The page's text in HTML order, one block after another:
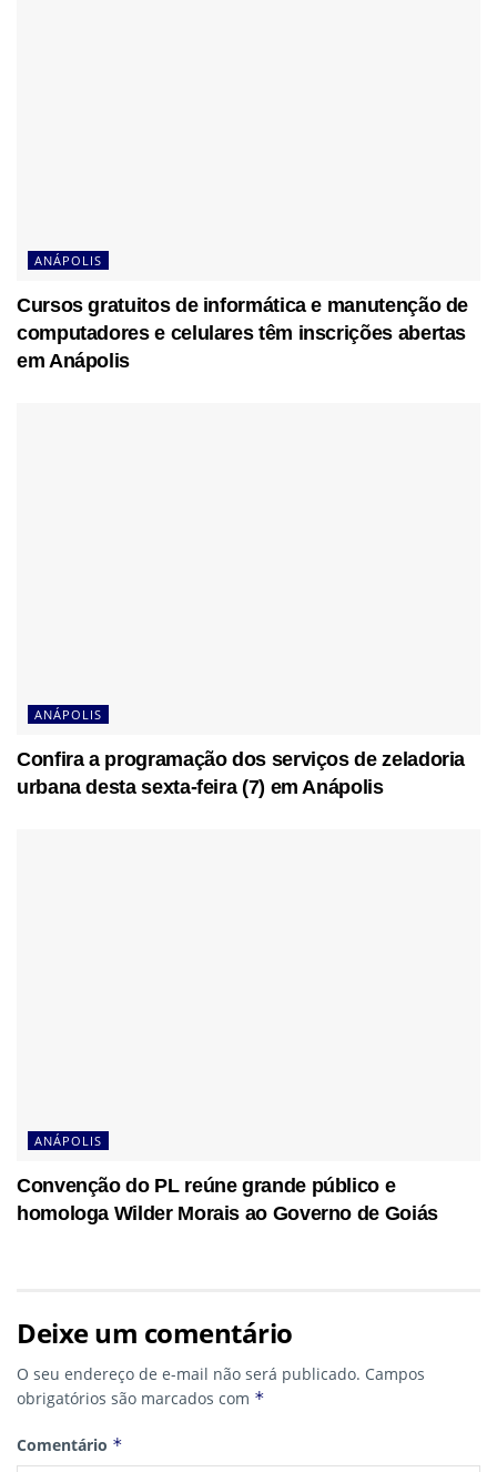
ANÁPOLIS
Cursos gratuitos de informática e manutenção de
computadores e celulares têm inscrições abertas
em Anápolis
ANÁPOLIS
Confira a programação dos serviços de zeladoria
urbana desta sexta-feira (7) em Anápolis
ANÁPOLIS
Convenção do PL reúne grande público e
homologa Wilder Morais ao Governo de Goiás
Deixe um comentário
O seu endereço de e-mail não será publicado. Campos
obrigatórios são marcados com *
Comentário *